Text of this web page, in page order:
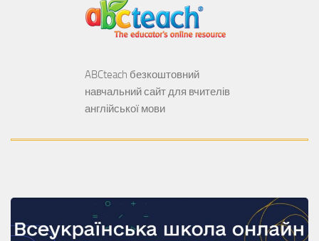
ABCteach безкоштовний
навчальний сайт для вчителів
англійської мови